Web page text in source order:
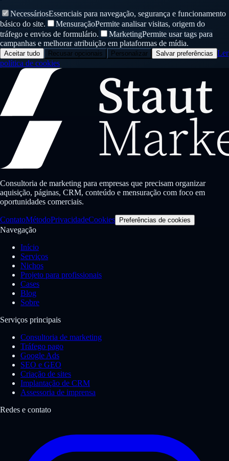
NecessáriosEssenciais para navegação, segurança e funcionamento
básico do site.
MensuraçãoPermite analisar visitas, origem do
tráfego e envios de formulário.
MarketingPermite usar tags para
campanhas e melhorar atribuição em plataformas de mídia.
Aceitar tudo Recusar opcionais Personalizar Salvar preferências Ler
política de cookies
Consultoria de marketing para empresas que precisam organizar
aquisição, páginas, CRM, conteúdo e mensuração com foco em
oportunidades comerciais.
ContatoMétodoPrivacidadeCookies Preferências de cookies
Navegação
Início
Serviços
Nichos
Projeto para profissionais
Cases
Blog
Sobre
Serviços principais
Consultoria de marketing
Tráfego pago
Google Ads
SEO e GEO
Criação de sites
Implantação de CRM
Assessoria de imprensa
Redes e contato